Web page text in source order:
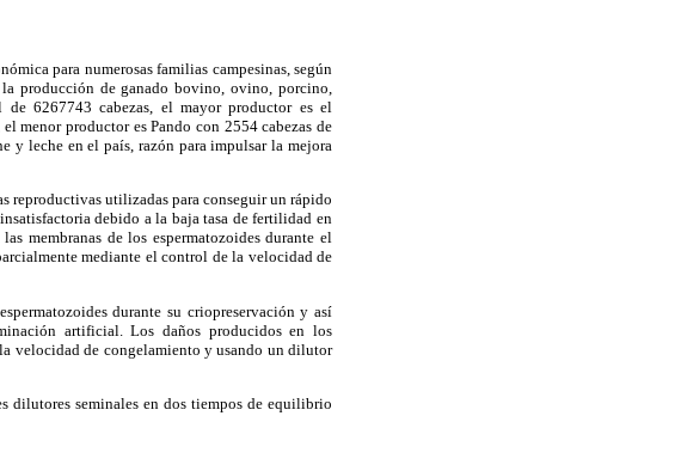
para numerosas familias campesinas, según
producción de ganado bovino, ovino, porcino,
6267743 cabezas, el mayor productor es el
menor productor es Pando con 2554 cabezas de
y leche en el país, razón para impulsar la mejora
reproductivas utilizadas para conseguir un rápido
debido a la baja tasa de fertilidad en
membranas de los espermatozoides durante el
mediante el control de la velocidad de
durante su criopreservación y así
artificial. Los daños producidos en los
velocidad de congelamiento y usando un dilutor
dilutores seminales en dos tiempos de equilibrio